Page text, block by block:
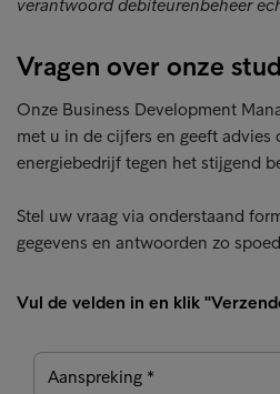
verantwoord debiteurenbeheer
Vragen over onze
Onze Business Development
met u in de cijfers en geeft
energiebedrijf tegen het stijgend
Stel uw vraag via onderstaand
gegevens en antwoorden zo
Vul de velden in en klik